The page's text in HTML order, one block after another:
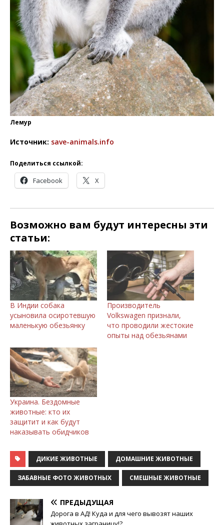
Лемур
Источник: save-animals.info
Поделиться ссылкой:
Facebook X
Возможно вам будут интересны эти
статьи:
В Индии собака
усыновила осиротевшую
маленькую обезьянку
Производитель
Volkswagen признали,
что проводили жестокие
опыты над обезьянами
Украина. Бездомные
животные: кто их
защитит и как будут
наказывать обидчиков
ДИКИЕ ЖИВОТНЫЕ ДОМАШНИЕ ЖИВОТНЫЕ
ЗАБАВНЫЕ ФОТО ЖИВОТНЫХ СМЕШНЫЕ ЖИВОТНЫЕ
ПРЕДЫДУЩАЯ
Дорога в АД! Куда и для чего вывозят наших